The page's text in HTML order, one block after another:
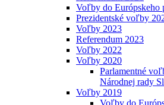
Voľby do Európskeho
Prezidentské voľby
Voľby 2023
Referendum 2023
Voľby 2022
Voľby 2020
Parlamentné
Národnej rady
Voľby 2019
Voľby do